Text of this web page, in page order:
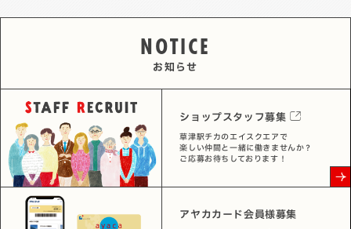
NOTICE
お知らせ
ショップスタッフ募集
草津駅チカのエイスクエアで
楽しい仲間と一緒に働きませんか？
ご応募お待ちしております！
アヤカカード会員様募集